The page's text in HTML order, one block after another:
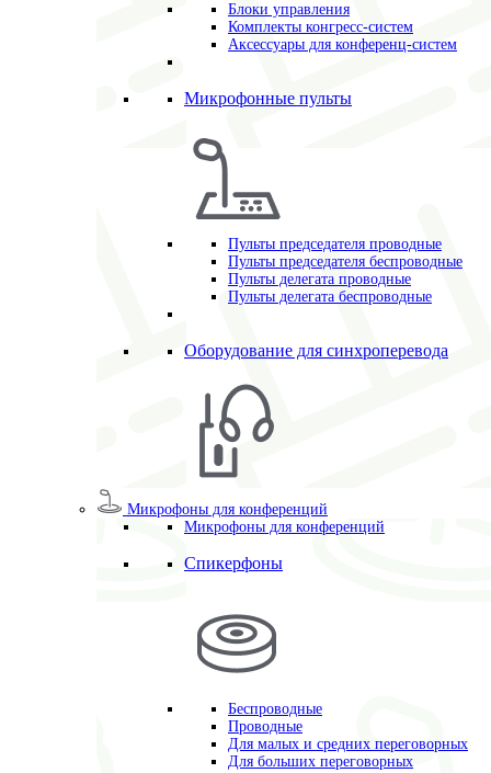
Блоки управления
Комплекты конгресс-систем
Аксессуары для конференц-систем
Микрофонные пульты
Пульты председателя проводные
Пульты председателя беспроводные
Пульты делегата проводные
Пульты делегата беспроводные
Оборудование для синхроперевода
Микрофоны для конференций
Микрофоны для конференций
Спикерфоны
Беспроводные
Проводные
Для малых и средних переговорных
Для больших переговорных